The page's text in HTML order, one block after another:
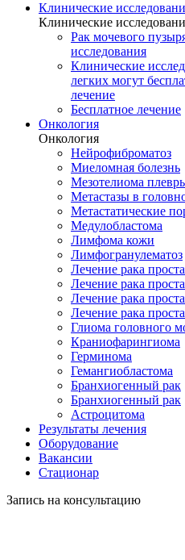
Клинические
Клинические
Рак мочевого
исследования
Клинические
легких могут
лечение
Бесплатное лечение
Онкология
Онкология
Нейрофиброматоз
Миеломная болезнь
Мезотелиома
Метастазы в
Метастатические
Медулобластома
Лимфома кожи
Лимфогранулематоз
Лечение рака
Лечение рака
Лечение рака
Лечение рака
Глиома головного
Краниофарингиома
Герминома
Гемангиобластома
Бранхиогенный рак
Бранхиогенный рак
Астроцитома
Результаты лечения
Оборудование
Вакансии
Стационар
Запись на консультацию